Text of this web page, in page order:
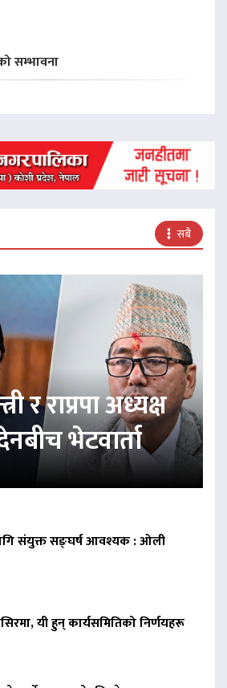
सम्भावना
सबै
र राप्रपा अध्यक्ष
भेटवार्ता
संयुक्त सङ्घर्ष आवश्यक : ओली
यी हुन् कार्यसमितिको निर्णयहरू